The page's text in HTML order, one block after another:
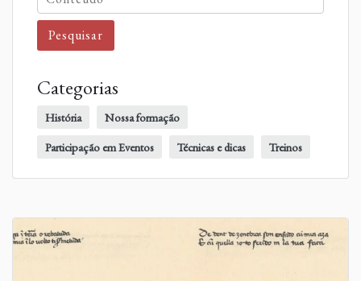
Pesquisar
Categorias
História
Nossa formação
Participação em Eventos
Técnicas e dicas Treinos